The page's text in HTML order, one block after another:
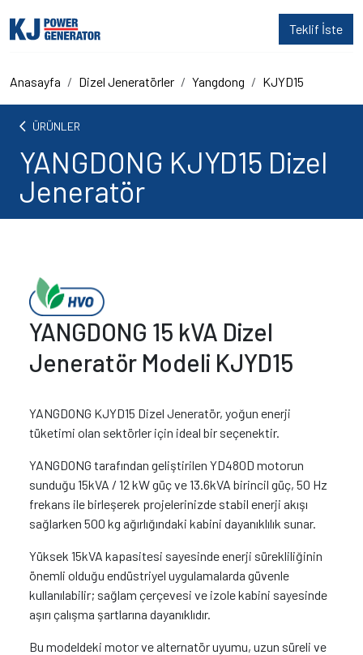
Teklif İste
Anasayfa Dizel Jeneratörler Yangdong KJYD15
arrow_back_ios ÜRÜNLER
YANGDONG KJYD15 Dizel
Jeneratör
YANGDONG 15 kVA Dizel
Jeneratör Modeli KJYD15
YANGDONG KJYD15 Dizel Jeneratör, yoğun enerji
tüketimi olan sektörler için ideal bir seçenektir.
YANGDONG tarafından geliştirilen YD480D motorun
sunduğu 15kVA / 12 kW güç ve 13.6kVA birincil güç, 50 Hz
frekans ile birleşerek projelerinizde stabil enerji akışı
sağlarken 500 kg ağırlığındaki kabini dayanıklılık sunar.
Yüksek 15kVA kapasitesi sayesinde enerji sürekliliğinin
önemli olduğu endüstriyel uygulamalarda güvenle
kullanılabilir; sağlam çerçevesi ve izole kabini sayesinde
aşırı çalışma şartlarına dayanıklıdır.
Bu modeldeki motor ve alternatör uyumu, uzun süreli ve